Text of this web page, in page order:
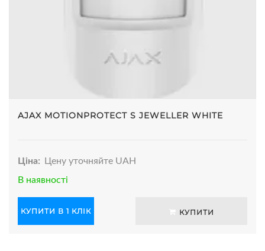
AJAX MOTIONPROTECT S JEWELLER WHITE
Ціна:
Цену уточняйте UAH
В наявності
КУПИТИ В 1 КЛІК КУПИТИ